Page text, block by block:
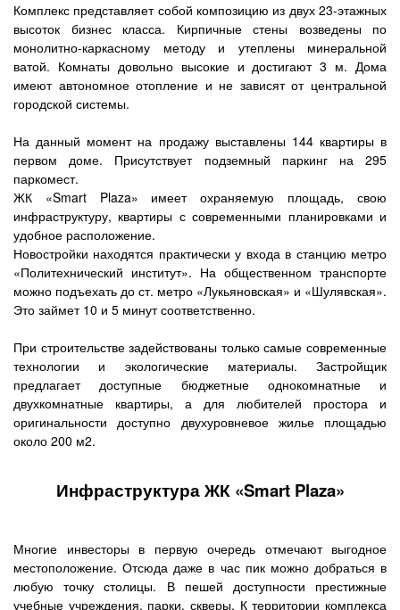
Комплекс представляет собой композицию из двух 23-этажных
высоток бизнес класса. Кирпичные стены возведены по
монолитно-каркасному методу и утеплены минеральной
ватой. Комнаты довольно высокие и достигают 3 м. Дома
имеют автономное отопление и не зависят от центральной
городской системы.
На данный момент на продажу выставлены 144 квартиры в
первом доме. Присутствует подземный паркинг на 295
паркомест.
ЖК «Smart Plaza» имеет охраняемую площадь, свою
инфраструктуру, квартиры с современными планировками и
удобное расположение.
Новостройки находятся практически у входа в станцию метро
«Политехнический институт». На общественном транспорте
можно подъехать до ст. метро «Лукьяновская» и «Шулявская».
Это займет 10 и 5 минут соответственно.
При строительстве задействованы только самые современные
технологии и экологические материалы. Застройщик
предлагает доступные бюджетные однокомнатные и
двухкомнатные квартиры, а для любителей простора и
оригинальности доступно двухуровневое жилье площадью
около 200 м2.
Инфраструктура ЖК «Smart Plaza»
Многие инвесторы в первую очередь отмечают выгодное
местоположение. Отсюда даже в час пик можно добраться в
любую точку столицы. В пешей доступности престижные
учебные учреждения, парки, скверы. К территории комплекса